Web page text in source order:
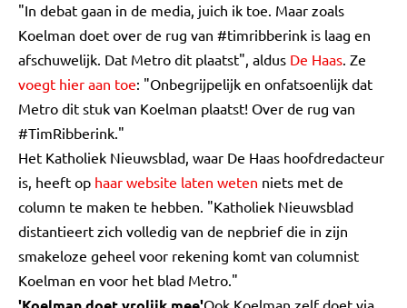
"In debat gaan in de media, juich ik toe. Maar zoals
Koelman doet over de rug van #timribberink is laag en
afschuwelijk. Dat Metro dit plaatst", aldus De Haas. Ze
voegt hier aan toe: "Onbegrijpelijk en onfatsoenlijk dat
Metro dit stuk van Koelman plaatst! Over de rug van
#TimRibberink."
Het Katholiek Nieuwsblad, waar De Haas hoofdredacteur
is, heeft op haar website laten weten niets met de
column te maken te hebben. "Katholiek Nieuwsblad
distantieert zich volledig van de nepbrief die in zijn
smakeloze geheel voor rekening komt van columnist
Koelman en voor het blad Metro."
Ook Koelman zelf doet via